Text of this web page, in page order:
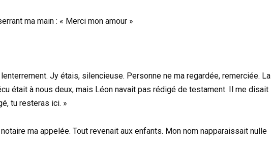
ma main : « Merci mon amour »
Jy étais, silencieuse. Personne ne ma regardée, remerciée. La
était à nous deux, mais Léon navait pas rédigé de testament. Il me disait
tu resteras ici. »
ma appelée. Tout revenait aux enfants. Mon nom napparaissait nulle